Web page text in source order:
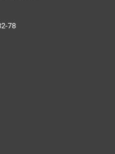
78